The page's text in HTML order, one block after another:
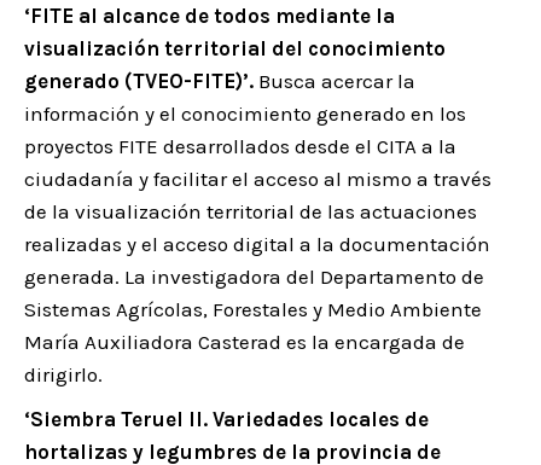
‘FITE al alcance de todos mediante la
visualización territorial del conocimiento
generado (TVEO-FITE)’. Busca acercar la
información y el conocimiento generado en los
proyectos FITE desarrollados desde el CITA a la
ciudadanía y facilitar el acceso al mismo a través
de la visualización territorial de las actuaciones
realizadas y el acceso digital a la documentación
generada. La investigadora del Departamento de
Sistemas Agrícolas, Forestales y Medio Ambiente
María Auxiliadora Casterad es la encargada de
dirigirlo.
‘Siembra Teruel II. Variedades locales de
hortalizas y legumbres de la provincia de